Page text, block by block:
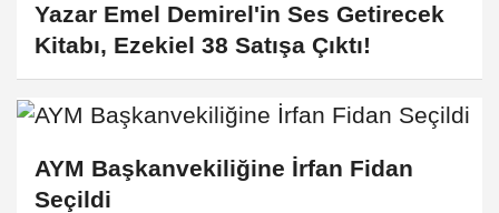
Yazar Emel Demirel'in Ses Getirecek
Kitabı, Ezekiel 38 Satışa Çıktı!
AYM Başkanvekiliğine İrfan Fidan
Seçildi